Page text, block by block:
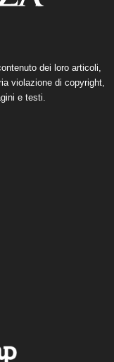
dei loro articoli,
violazione di copyright,
e testi.